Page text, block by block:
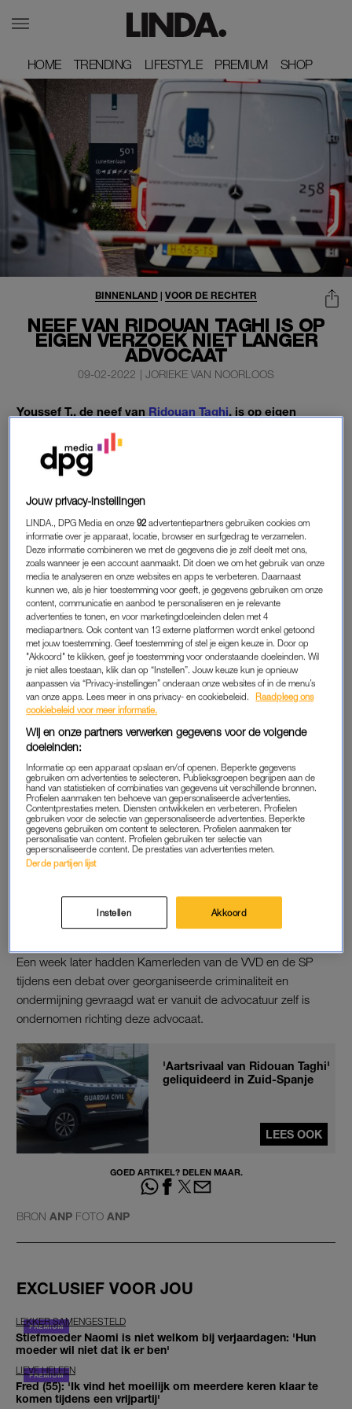
HOME
HOME TRENDING
TRENDING LIFESTYLE
LIFESTYLE PREMIUM
PREMIUM SHOP
SHOP
NEEF VAN RIDOUAN TAGHI IS OP
EIGEN VERZOEK NIET LANGER
ADVOCAAT
BINNENLAND | VOOR DE RECHTER
09-02-2022 | JORIEKE VAN NOORLOOS
Youssef T., de neef van Ridouan Taghi, is op eigen
verzoek geschrapt van het tableau.
Dat betekent dat hij sinds afgelopen vrijdag geen advocaat
meer is, meldt minister voor Rechtsbescherming Franc
Weerwind aan de Tweede Kamer.
TAGHI
Daarnaast heeft de Nederlandse Orde van Advocaten (NOvA)
tegen de neef een klacht ingediend bij de deken Midden-
Nederland. De beroepsorganisatie wil daarmee via de
tuchtrechter voorkomen dat de man in de toekomst terug kan
keren naar de advocatuur.
Op 8 oktober vorig jaar werd T. aangehouden in de Extra
Beveiligde Inrichting (EBI) in Vught, tijdens een bezoek aan zijn
criminele organisatie.
MARENGO
Tijdens talrijke bezoeken aan de EBI zou hij de
hoofdverdachte in het liquidatieproces Marengo hebben
geholpen bij het bedenken van plannen voor een
gewelddadige uitbraak. Ook zou hij volgens het Openbaar
en de buitenwereld. Het voorarrest van de advocaat werd op
20 januari verlengd.
Een week later hadden Kamerleden van de VVD en de SP
tijdens een debat over georganiseerde criminaliteit en
ondermijning gevraagd wat er vanuit de advocatuur zelf is
ondernomen richting deze advocaat.
'Aartsrivaal van Ridouan Taghi'
geliquideerd in Zuid-Spanje
LEES OOK
GOED ARTIKEL? DELEN MAAR.
BRON ANP FOTO ANP
EXCLUSIEF VOOR JOU
LEKKER SAMENGESTELD
Stiefmoeder Naomi is niet welkom bij verjaardagen: 'Hun
moeder wil niet dat ik er ben'
LIEVE HELEEN
Fred (55): 'Ik vind het moeilijk om meerdere keren klaar te
komen tijdens een vrijpartij'
Jouw privacy-instellingen
LINDA., DPG Media en onze92 advertentiepartners gebruiken cookies om
informatie over je apparaat, locatie, browser en surfgedrag te verzamelen.
Deze informatie combineren we met de gegevens die je zelf deelt met ons,
zoals wanneer je een account aanmaakt. Dit doen we om het gebruik van onze
media te analyseren en onze websites en apps te verbeteren. Daarnaast
kunnen we, als je hier toestemming voor geeft, je gegevens gebruiken om onze
content, communicatie en aanbod te personaliseren en je relevante
advertenties te tonen, en voor marketingdoeleinden delen met 4
mediapartners. Ook content van 13 externe platformen wordt enkel getoond
met jouw toestemming. Geef toestemming of stel je eigen keuze in. Door op
"Akkoord" te klikken, geef je toestemming voor onderstaande doeleinden. Wil
je niet alles toestaan, klik dan op “Instellen”. Jouw keuze kun je opnieuw
aanpassen via “Privacy-instellingen” onderaan onze websites of in de menu’s
van onze apps. Lees meer in ons privacy- en cookiebeleid.
Raadpleeg ons
cookiebeleid voor meer informatie.
Wij en onze partners verwerken gegevens voor de volgende
doeleinden:
Informatie op een apparaat opslaan en/of openen. Beperkte gegevens
gebruiken om advertenties te selecteren. Publieksgroepen begrijpen aan de
hand van statistieken of combinaties van gegevens uit verschillende bronnen.
Profielen aanmaken ten behoeve van gepersonaliseerde advertenties.
Contentprestaties meten. Diensten ontwikkelen en verbeteren. Profielen
gebruiken voor de selectie van gepersonaliseerde advertenties. Beperkte
gegevens gebruiken om content te selecteren. Profielen aanmaken ter
personalisatie van content. Profielen gebruiken ter selectie van
gepersonaliseerde content. De prestaties van advertenties meten.
Derde partijen lijst
Instellen Akkoord